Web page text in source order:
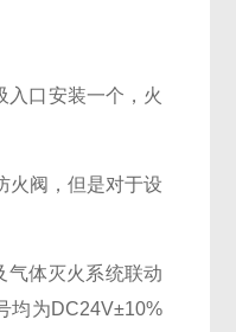
口安装一个，火
火阀，但是对于设
体灭火系统联动
均为DC24V±10%